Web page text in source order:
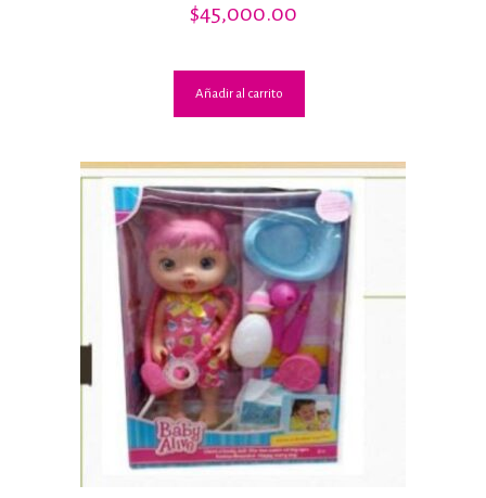
$45,000.00
Añadir al carrito